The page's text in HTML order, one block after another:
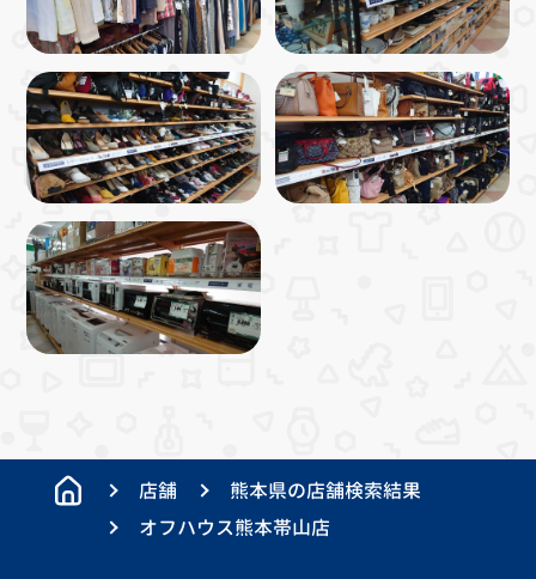
店舗
熊本県の店舗検索結果
オフハウス熊本帯山店